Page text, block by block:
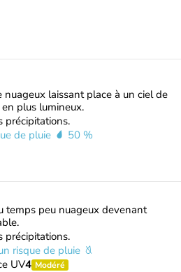
nuageux laissant place à un ciel de
plus lumineux.
précipitations.
de pluie
50 %
temps peu nuageux devenant
précipitations.
risque de pluie
UV4 Modéré